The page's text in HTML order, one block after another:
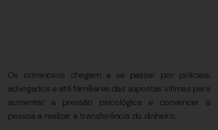
Os criminosos chegam a se passar por policiais,
advogados e até familiares das supostas vítimas para
aumentar a pressão psicológica e convencer a
pessoa a realizar a transferência do dinheiro.